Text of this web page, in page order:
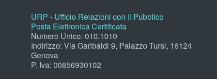
URP - Ufficio Relazioni con il Pubblico
Posta Elettronica Certificata
Numero Unico: 010.1010
Indirizzo: Via Garibaldi 9, Palazzo Tursi, 16124
Genova
P. Iva: 00856930102